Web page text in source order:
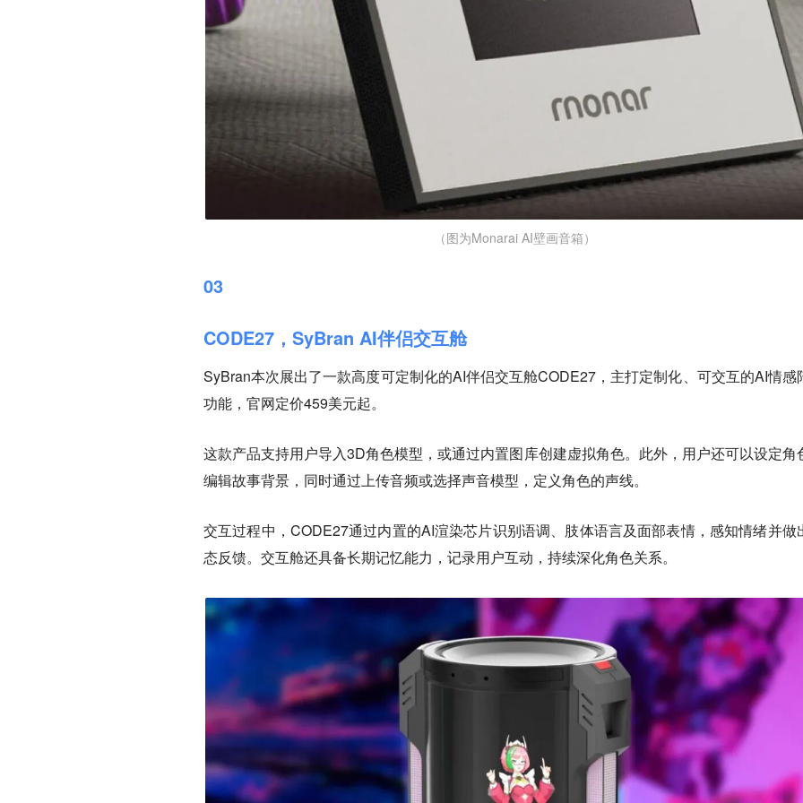
（图为Monarai AI壁画音箱）
03
CODE27，SyBran AI伴侣交互舱
SyBran本次展出了一款高度可定制化的AI伴侣交互舱CODE27，主打定制化、可交互的AI情感
功能，官网定价459美元起。
这款产品支持用户导入3D角色模型，或通过内置图库创建虚拟角色。此外，用户还可以设定角
编辑故事背景，同时通过上传音频或选择声音模型，定义角色的声线。
交互过程中，CODE27通过内置的AI渲染芯片识别语调、肢体语言及面部表情，感知情绪并做
态反馈。交互舱还具备长期记忆能力，记录用户互动，持续深化角色关系。